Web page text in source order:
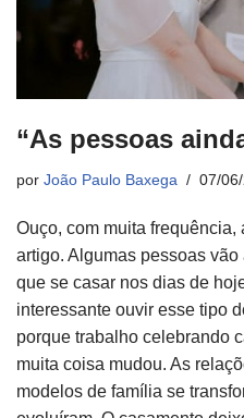
“As pessoas
por João Paulo Baxega 07/
Ouço, com muita
artigo. Algumas pessoas vão
que se casar nos dias de
interessante ouvir esse tipo
porque trabalho celebrando
muita coisa mudou. As
modelos de família se